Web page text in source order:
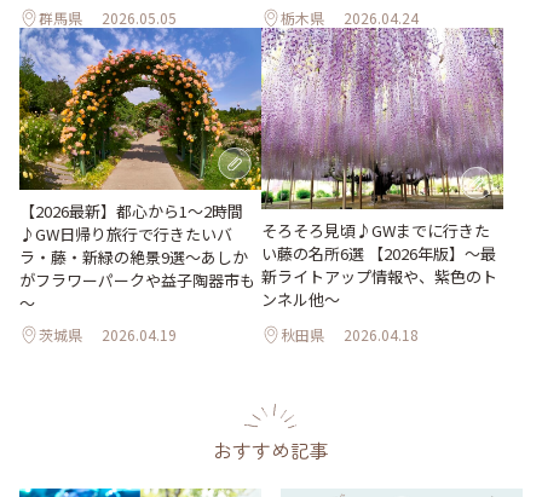
群馬県 2026.05.05 栃木県 2026.04.24
【2026最新】都心から1～2時間
♪GW日帰り旅行で行きたいバ
ラ・藤・新緑の絶景9選～あしか
がフラワーパークや益子陶器市も
～
茨城県 2026.04.19
そろそろ見頃♪GWまでに行きた
い藤の名所6選 【2026年版】～最
新ライトアップ情報や、紫色のト
ンネル他～
秋田県 2026.04.18
おすすめ記事